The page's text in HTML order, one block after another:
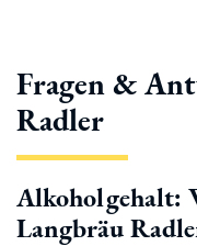
Fragen &
Radler
Alkoholgehalt:
Langbräu